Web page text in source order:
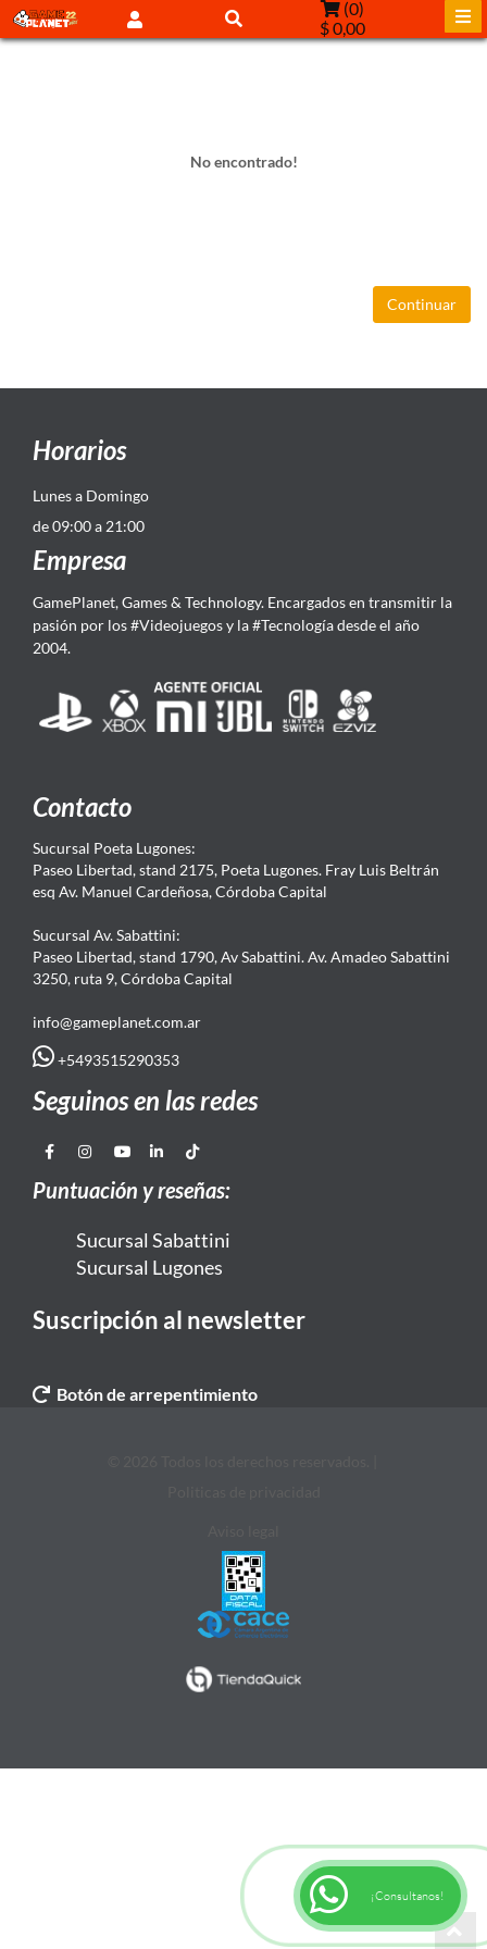
(0)
$ 0,00
No encontrado!
Continuar
Horarios
Lunes a Domingo
de 09:00 a 21:00
Empresa
GamePlanet, Games & Technology. Encargados en transmitir la
pasión por los #Videojuegos y la #Tecnología desde el año
2004.
Contacto
Sucursal Poeta Lugones:
Paseo Libertad, stand 2175, Poeta Lugones. Fray Luis Beltrán
esq Av. Manuel Cardeñosa, Córdoba Capital
Sucursal Av. Sabattini:
Paseo Libertad, stand 1790, Av Sabattini. Av. Amadeo Sabattini
3250, ruta 9, Córdoba Capital
info@gameplanet.com.ar
+5493515290353
Seguinos en las redes
Puntuación y reseñas:
Sucursal Sabattini
Sucursal Lugones
Suscripción al newsletter
Botón de arrepentimiento
¡Consultanos!